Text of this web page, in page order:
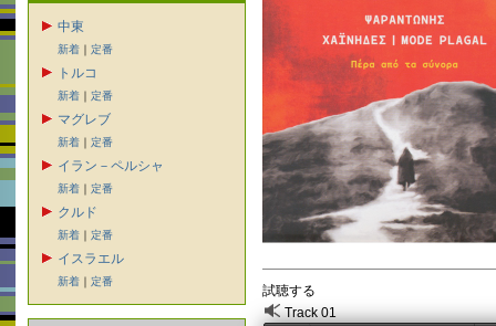
中東
新着 ｜ 定番
トルコ
新着 ｜ 定番
マグレブ
新着 ｜ 定番
イラン－ペルシャ
新着 ｜ 定番
クルド
新着 ｜ 定番
イスラエル
新着 ｜ 定番
試聴する
Track 01